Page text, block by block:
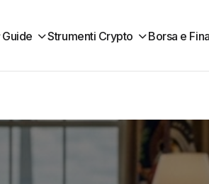
Guide Strumenti Crypto Borsa e